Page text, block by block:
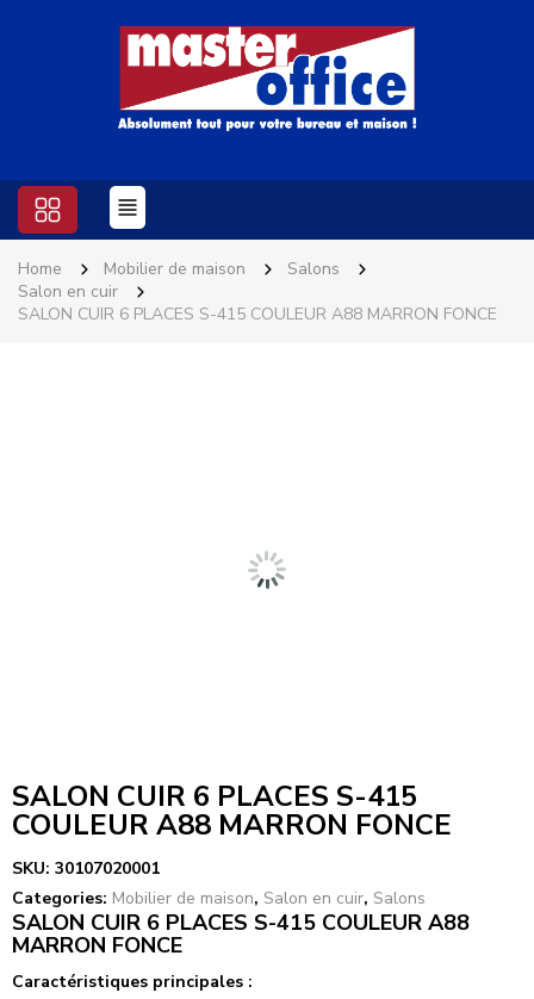
Home Mobilier de maison
Salons
Salon en cuir
SALON CUIR 6 PLACES S-415 COULEUR A88 MARRON FONCE
SALON CUIR 6 PLACES S-415
COULEUR A88 MARRON FONCE
SKU: 30107020001
Categories: Mobilier de maison, Salon en cuir, Salons
SALON CUIR 6 PLACES S-415 COULEUR A88
MARRON FONCE
Caractéristiques principales :